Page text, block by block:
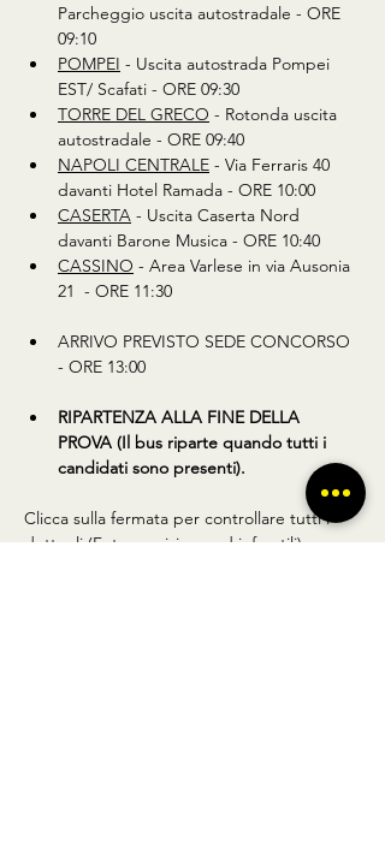
Parcheggio uscita autostradale - ORE
09:10
POMPEI - Uscita autostrada Pompei
EST/ Scafati - ORE 09:30
TORRE DEL GRECO - Rotonda uscita
autostradale - ORE 09:40
NAPOLI CENTRALE - Via Ferraris 40
davanti Hotel Ramada - ORE 10:00
CASERTA - Uscita Caserta Nord
davanti Barone Musica - ORE 10:40
CASSINO - Area Varlese in via Ausonia
21  - ORE 11:30
ARRIVO PREVISTO SEDE CONCORSO
- ORE 13:00
RIPARTENZA ALLA FINE DELLA
PROVA (Il bus riparte quando tutti i
candidati sono presenti).
Clicca sulla fermata per controllare tutti i
dettagli (Foto, posizione ed info utili).